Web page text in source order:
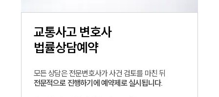
교통사고변호사
법률상담예약
모든 상담은 전문변호사가 사건 검토를 마친 뒤
전문적으로 진행하기에 예약제로 실시됩니다.